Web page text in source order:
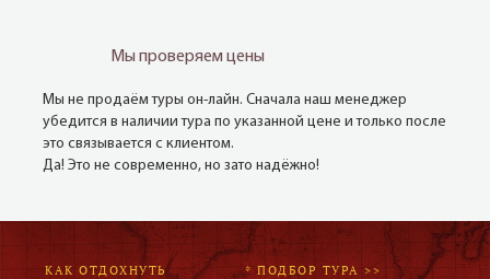
Мы проверяем цены
Мы не продаём туры он-лайн. Сначала наш менеджер
убедится в наличии тура по указанной цене и только после
это связывается с клиентом.
Да! Это не современно, но зато надёжно!
КАК ОТДОХНУТЬ * ПОДБОР ТУРА >>